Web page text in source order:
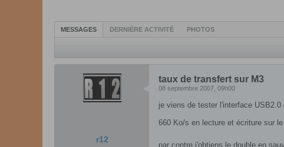
MESSAGES DERNIÈRE ACTIVITÉ PHOTOS
r12
taux de transfert sur M3
08 septembre 2007, 09h00
je viens de tester l'interface
660 Ko/s en lecture et écriture sur
par contre j'obtiens le double en